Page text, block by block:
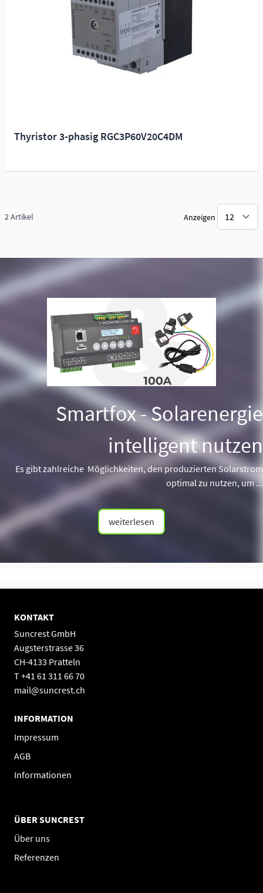
Thyristor 3-phasig RGC3P60V20C4DM
2Artikel Anzeigen
Smartfox - Solarenergie
intelligent nutzen
Es gibt zahlreiche Möglichkeiten, den produzierten Solarstrom
optimal zu nutzen, um ...
weiterlesen
KONTAKT
Suncrest GmbH
Augsterstrasse 36
CH-4133 Pratteln
T +41 61 311 66 70
mail@suncrest.ch
INFORMATION
Impressum
AGB
Informationen
ÜBER SUNCREST
Über uns
Referenzen